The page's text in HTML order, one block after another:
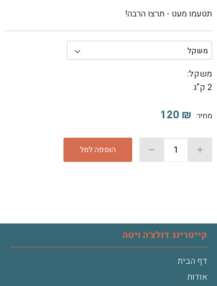
תטעמו מעט - תרצו הרבה!
משקל:
2 ק"ג
מחיר: ₪
120
הוספה לסל
קייטרינג דולצ'ה ויטה
דף הבית
אודות